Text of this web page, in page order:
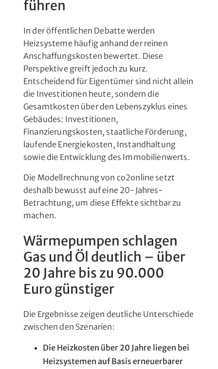
führen
In der öffentlichen Debatte werden
Heizsysteme häufig anhand der reinen
Anschaffungskosten bewertet. Diese
Perspektive greift jedoch zu kurz.
Entscheidend für Eigentümer sind nicht allein
die Investitionen heute, sondern die
Gesamtkosten über den Lebenszyklus eines
Gebäudes: Investitionen,
Finanzierungskosten, staatliche Förderung,
laufende Energiekosten, Instandhaltung
sowie die Entwicklung des Immobilienwerts.
Die Modellrechnung von co2online setzt
deshalb bewusst auf eine 20-Jahres-
Betrachtung, um diese Effekte sichtbar zu
machen.
Wärmepumpen schlagen
Gas und Öl deutlich – über
20 Jahre bis zu 90.000
Euro günstiger
Die Ergebnisse zeigen deutliche Unterschiede
zwischen den Szenarien:
Die Heizkosten über 20 Jahre liegen bei
Heizsystemen auf Basis erneuerbarer